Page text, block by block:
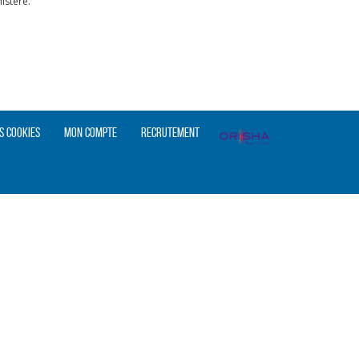
cookies Mon compte Recrutement